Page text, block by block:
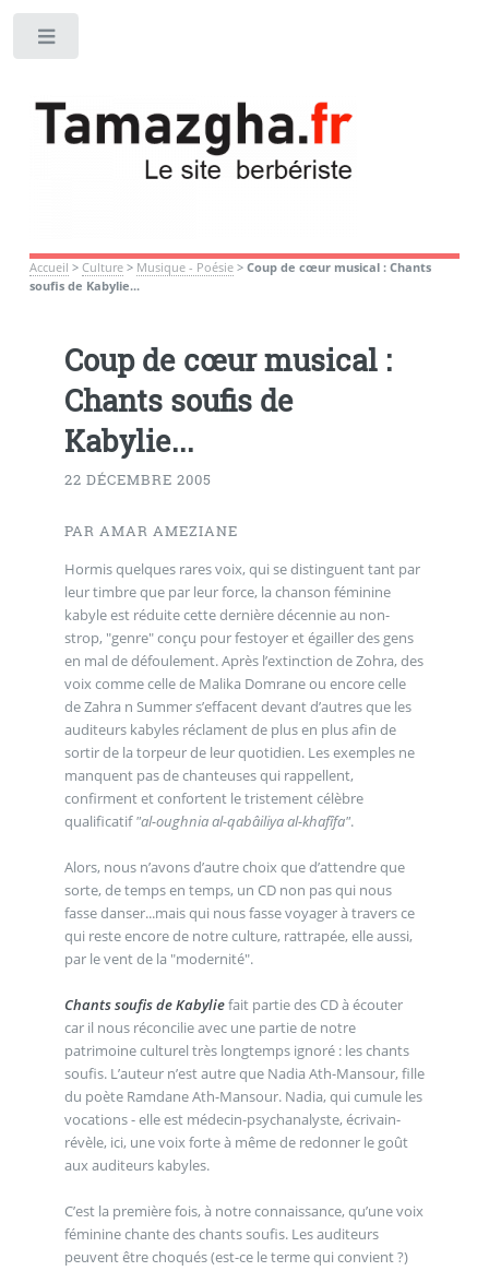
Accueil > Culture> Musique - Poésie> Coup de cœur musical : Chants
soufis de Kabylie...
Coup de cœur musical :
Chants soufis de
Kabylie...
22 DÉCEMBRE 2005
PAR AMAR AMEZIANE
Hormis quelques rares voix, qui se distinguent tant par
leur timbre que par leur force, la chanson féminine
kabyle est réduite cette dernière décennie au non-
strop, "genre" conçu pour festoyer et égailler des gens
en mal de défoulement. Après l’extinction de Zohra, des
voix comme celle de Malika Domrane ou encore celle
de Zahra n Summer s’effacent devant d’autres que les
auditeurs kabyles réclament de plus en plus afin de
sortir de la torpeur de leur quotidien. Les exemples ne
manquent pas de chanteuses qui rappellent,
confirment et confortent le tristement célèbre
qualificatif"al-oughnia al-qabâiliya al-khafîfa".
Alors, nous n’avons d’autre choix que d’attendre que
sorte, de temps en temps, un CD non pas qui nous
fasse danser...mais qui nous fasse voyager à travers ce
qui reste encore de notre culture, rattrapée, elle aussi,
par le vent de la "modernité".
Chants soufis de Kabyliefait partie des CD à écouter
car il nous réconcilie avec une partie de notre
patrimoine culturel très longtemps ignoré : les chants
soufis. L’auteur n’est autre que Nadia Ath-Mansour, fille
du poète Ramdane Ath-Mansour. Nadia, qui cumule les
vocations - elle est médecin-psychanalyste, écrivain-
révèle, ici, une voix forte à même de redonner le goût
aux auditeurs kabyles.
C’est la première fois, à notre connaissance, qu’une voix
féminine chante des chants soufis. Les auditeurs
peuvent être choqués (est-ce le terme qui convient ?)